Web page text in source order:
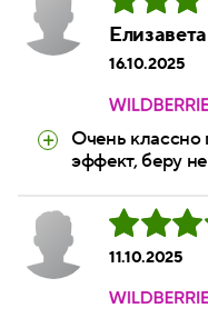
Елизавета
16.10.2025
Очень классно
эффект, беру
11.10.2025